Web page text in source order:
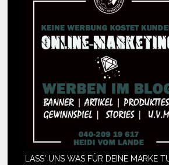
LASS' UNS WAS FÜR DEINE MARKE